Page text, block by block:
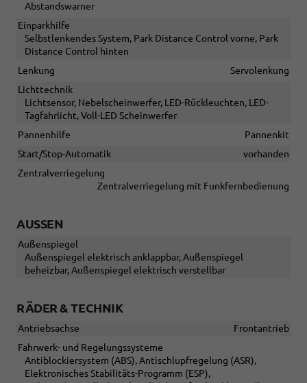
Abstandswarner
Einparkhilfe
Selbstlenkendes System, Park Distance Control vorne, Park
Distance Control hinten
Lenkung
Servolenkung
Lichttechnik
Lichtsensor, Nebelscheinwerfer, LED-Rückleuchten, LED-
Tagfahrlicht, Voll-LED Scheinwerfer
Pannenhilfe
Pannenkit
Start/Stop-Automatik
vorhanden
Zentralverriegelung
Zentralverriegelung mit Funkfernbedienung
AUSSEN
Außenspiegel
Außenspiegel elektrisch anklappbar, Außenspiegel
beheizbar, Außenspiegel elektrisch verstellbar
RÄDER & TECHNIK
Antriebsachse
Frontantrieb
Fahrwerk- und Regelungssysteme
Antiblockiersystem (ABS), Antischlupfregelung (ASR),
Elektronisches Stabilitäts-Programm (ESP),